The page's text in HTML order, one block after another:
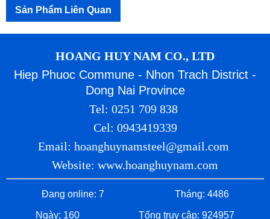
Sản Phẩm Liên Quan
HOANG HUY NAM CO., LTD
Hiep Phuoc Commune - Nhon Trach District -
Dong Nai Province
Tel: 0251 709 838
Cel: 0943419339
Email: hoanghuynamsteel@gmail.com
Website: www.hoanghuynam.com
Đang online: 7 Tháng: 4486
Ngày: 160 Tổng truy cập: 924957